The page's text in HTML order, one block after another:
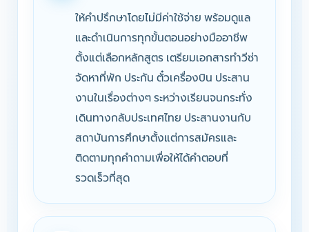
ให้คำปรึกษาโดยไม่มีค่าใช้จ่าย พร้อมดูแล
และดำเนินการทุกขั้นตอนอย่างมืออาชีพ
ตั้งแต่เลือกหลักสูตร เตรียมเอกสารทำวีซ่า
จัดหาที่พัก ประกัน ตั๋วเครื่องบิน ประสาน
งานในเรื่องต่างๆ ระหว่างเรียนจนกระทั่ง
เดินทางกลับประเทศไทย ประสานงานกับ
สถาบันการศึกษาตั้งแต่การสมัครและ
ติดตามทุกคำถามเพื่อให้ได้คำตอบที่
รวดเร็วที่สุด